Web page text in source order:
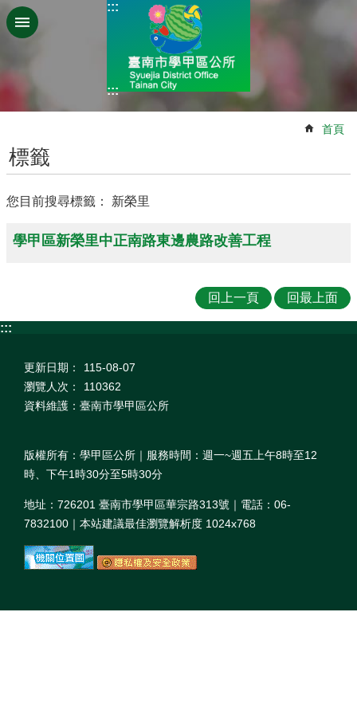
跳到主要內容區塊
:::
:::
首頁
標籤
您目前搜尋標籤： 新榮里
學甲區新榮里中正南路東邊農路改善工程
回上一頁 回最上面
:::
更新日期：
115-08-07
瀏覽人次：
110362
資料維護：臺南市學甲區公所
版權所有：學甲區公所｜服務時間：週一~週五上午8時至12
時、下午1時30分至5時30分
地址：726201 臺南市學甲區華宗路313號｜電話：06-
7832100｜本站建議最佳瀏覽解析度 1024x768